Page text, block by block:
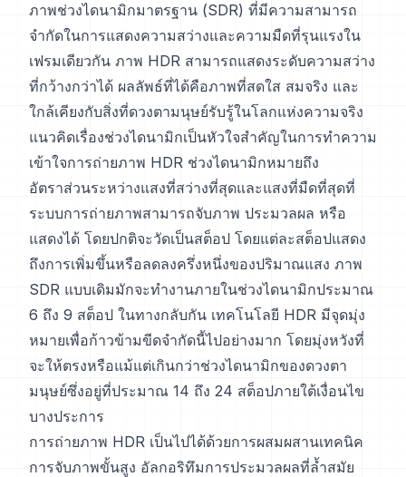
ภาพช่วงไดนามิกมาตรฐาน (SDR) ที่มีความสามารถ
จำกัดในการแสดงความสว่างและความมืดที่รุนแรงใน
เฟรมเดียวกัน ภาพ HDR สามารถแสดงระดับความสว่าง
ที่กว้างกว่าได้ ผลลัพธ์ที่ได้คือภาพที่สดใส สมจริง และ
ใกล้เคียงกับสิ่งที่ดวงตามนุษย์รับรู้ในโลกแห่งความจริง
แนวคิดเรื่องช่วงไดนามิกเป็นหัวใจสำคัญในการทำความ
เข้าใจการถ่ายภาพ HDR ช่วงไดนามิกหมายถึง
อัตราส่วนระหว่างแสงที่สว่างที่สุดและแสงที่มืดที่สุดที่
ระบบการถ่ายภาพสามารถจับภาพ ประมวลผล หรือ
แสดงได้ โดยปกติจะวัดเป็นสต็อป โดยแต่ละสต็อปแสดง
ถึงการเพิ่มขึ้นหรือลดลงครึ่งหนึ่งของปริมาณแสง ภาพ
SDR แบบเดิมมักจะทำงานภายในช่วงไดนามิกประมาณ
6 ถึง 9 สต็อป ในทางกลับกัน เทคโนโลยี HDR มีจุดมุ่ง
หมายเพื่อก้าวข้ามขีดจำกัดนี้ไปอย่างมาก โดยมุ่งหวังที่
จะให้ตรงหรือแม้แต่เกินกว่าช่วงไดนามิกของดวงตา
มนุษย์ซึ่งอยู่ที่ประมาณ 14 ถึง 24 สต็อปภายใต้เงื่อนไข
บางประการ
การถ่ายภาพ HDR เป็นไปได้ด้วยการผสมผสานเทคนิค
การจับภาพขั้นสูง อัลกอริทึมการประมวลผลที่ล้ำสมัย